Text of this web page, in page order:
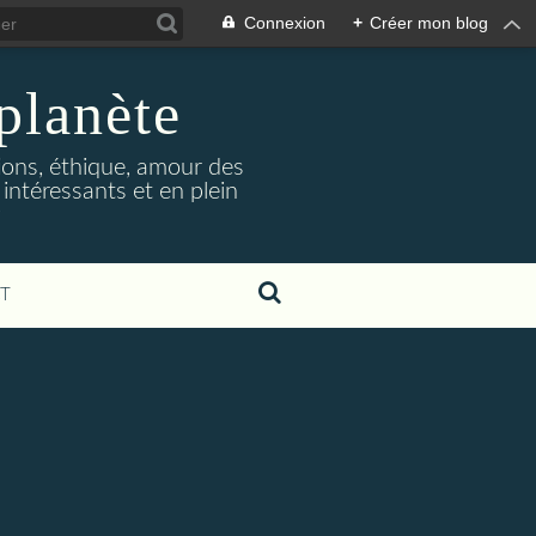
Connexion + Créer mon blog
éthique, amour des
et en plein